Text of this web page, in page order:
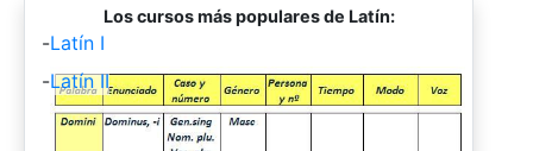
Los cursos más populares de Latín:
-Latín I
-Latín II